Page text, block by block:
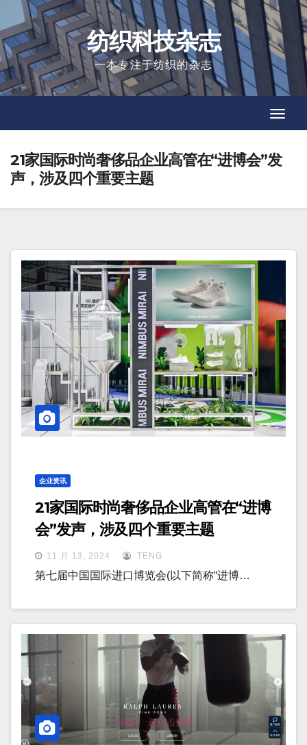
to
content
纺织科技杂志
一本专注于纺织的杂志
21家国际时尚奢侈品企业高管在“进博会”发
声，涉及四个重要主题
企业资讯
21家国际时尚奢侈品企业高管在“进博
会”发声，涉及四个重要主题
11 月 13, 2024 TENG
第七届中国国际进口博览会(以下简称“进博…